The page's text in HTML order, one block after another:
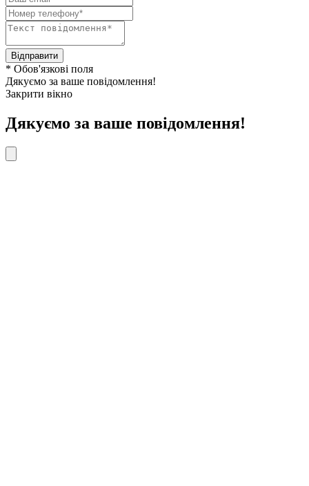
Відправити
* Обов'язкові поля
Дякуємо за ваше повідомлення!
Закрити вікно
Дякуємо за ваше повідомлення!